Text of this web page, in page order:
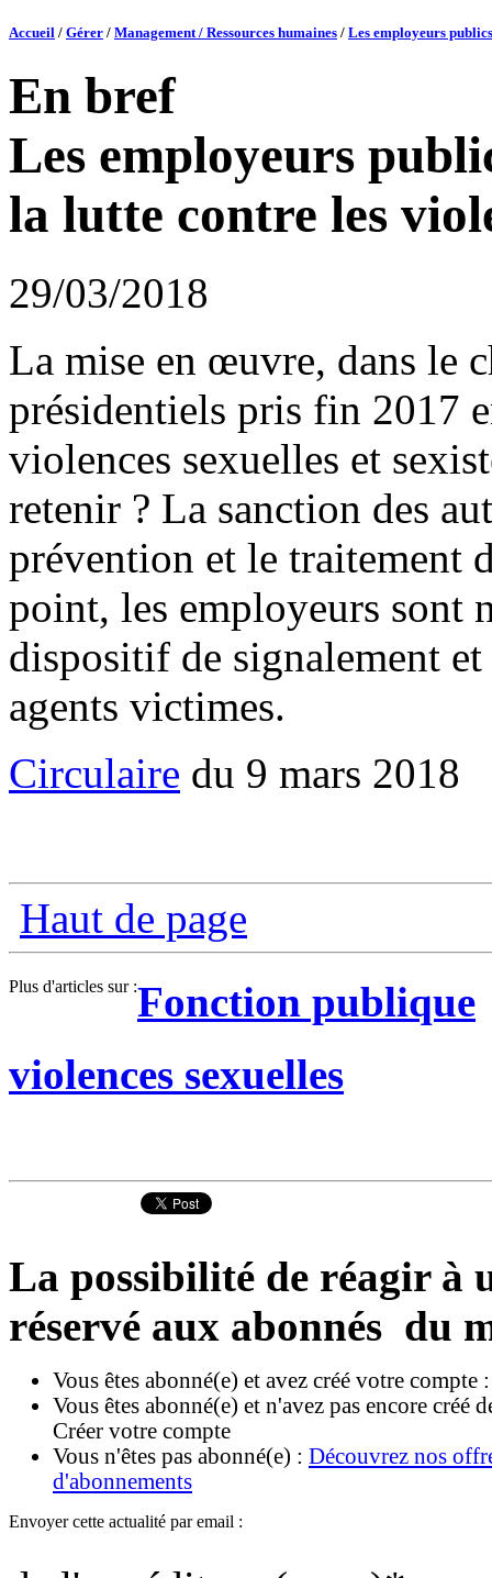
Accueil / Gérer / Management / Ressources humaines / Les employeurs
En bref
Les employeurs
la lutte contre les
29/03/2018
La mise en œuvre, dans le
présidentiels pris fin 2017
violences sexuelles et
retenir ? La sanction des
prévention et le traitement
point, les employeurs sont
dispositif de signalement
agents victimes.
Circulaire du 9 mars 2018
Haut de page
Plus d'articles sur :Fonction publique
violences sexuelles
La possibilité de réagir à
réservé aux abonnés du
Vous êtes abonné(e) et avez créé votre compte
Vous êtes abonné(e) et n'avez pas encore créé
Créer votre compte
Vous n'êtes pas abonné(e) : Découvrez nos
d'abonnements
Envoyer cette actualité par email :